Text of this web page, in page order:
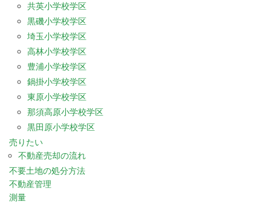
共英小学校学区
黒磯小学校学区
埼玉小学校学区
高林小学校学区
豊浦小学校学区
鍋掛小学校学区
東原小学校学区
那須高原小学校学区
黒田原小学校学区
売りたい
不動産売却の流れ
不要土地の処分方法
不動産管理
測量